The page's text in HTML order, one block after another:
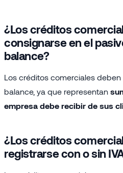
¿Los créditos
consignarse en el
balance?
Los créditos comerciales
balance, ya que representan
empresa debe recibir de sus
¿Los créditos
registrarse con o sin